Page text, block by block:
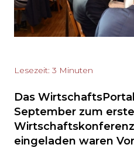
Lesezeit: 3 Minuten
Das
September zum
eingeladen waren